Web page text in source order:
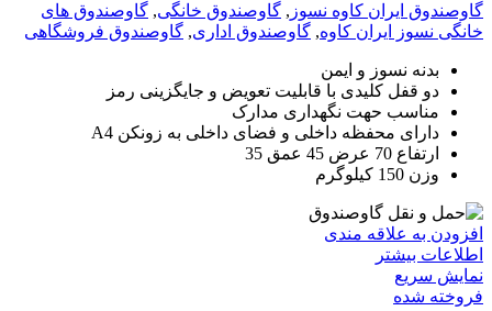
گاوصندوق ایران کاوه نسوز , گاوصندوق خانگی, گاوصندوق های
خانگی نسوز ایران کاوه, گاوصندوق اداری, گاوصندوق فروشگاهی
بدنه نسوز و ایمن
دو قفل کلیدی با قابلیت تعویض و جایگزینی رمز
مناسب حهت نگهداری مدارک
دارای محفظه داخلی و فضای داخلی به زونکن A4
ارتفاع 70 عرض 45 عمق 35
وزن 150 کیلوگرم
افزودن به علاقه مندی
اطلاعات بیشتر
نمایش سریع
فروخته شده